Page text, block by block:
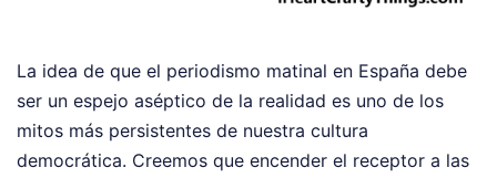
La idea de que el periodismo matinal en España debe
ser un espejo aséptico de la realidad es uno de los
mitos más persistentes de nuestra cultura
democrática. Creemos que encender el receptor a las